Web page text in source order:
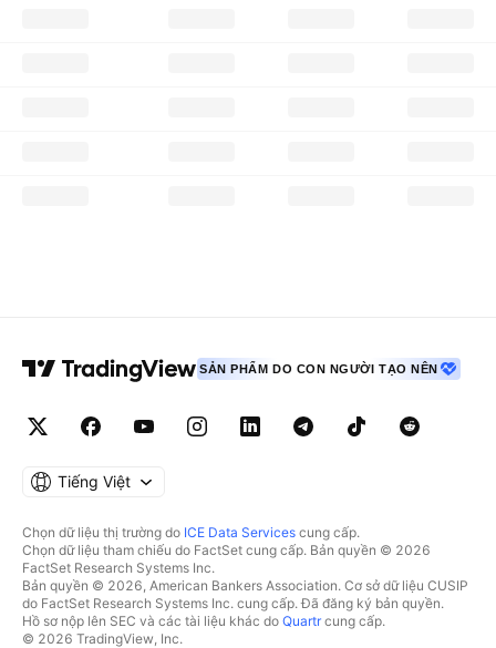
SẢN PHẨM DO CON NGƯỜI TẠO NÊN
Tiếng Việt
Chọn dữ liệu thị trường do ICE Data Services cung cấp.
Chọn dữ liệu tham chiếu do FactSet cung cấp. Bản quyền © 2026
FactSet Research Systems Inc.
Bản quyền © 2026, American Bankers Association. Cơ sở dữ liệu CUSIP
do FactSet Research Systems Inc. cung cấp. Đã đăng ký bản quyền.
Hồ sơ nộp lên SEC và các tài liệu khác do Quartrcung cấp.
© 2026 TradingView, Inc.